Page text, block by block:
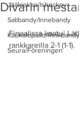
Jääkiekko/Ishockey
Salibandy/Innebandy
Kaukalopallo/Rinkbandy
Seura/Föreningen
Divarin
Finaalissa kaatui
rankkareilla 2-1 (1-1).